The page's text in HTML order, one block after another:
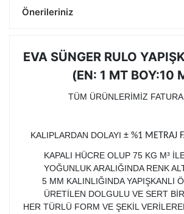
Önerileriniz
EVA SÜNGER RULO
(EN: 1 MT BOY:10
TÜM ÜRÜNLERİMİZ
KALIPLARDAN DOLAYI ± %1 METRAJ
KAPALI HÜCRE OLUP 75 KG M³
YOĞUNLUK ARALIĞINDA RENK
5 MM KALINLIĞINDA YAPIŞKANLI
ÜRETİLEN DOLGULU VE SERT
HER TÜRLÜ FORM VE ŞEKİL